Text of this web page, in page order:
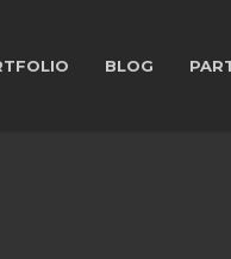
BLOG